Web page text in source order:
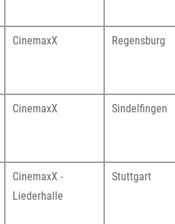
CinemaxX Regensburg
CinemaxX Sindelfingen
CinemaxX -
Liederhalle
Stuttgart